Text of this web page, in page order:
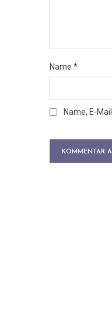
Name *
Name, E-